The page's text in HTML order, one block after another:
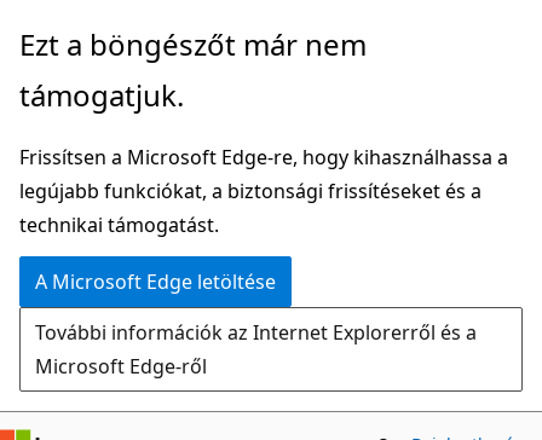
Ugrás
fő
Ezt a böngészőt már nem
támogatjuk.
Frissítsen a Microsoft Edge-re, hogy kihasználhassa a
legújabb funkciókat, a biztonsági frissítéseket és a
technikai támogatást.
A Microsoft Edge letöltése
További információk az Internet Explorerről és a
Microsoft Edge-ről